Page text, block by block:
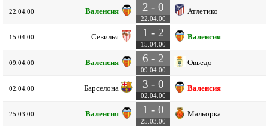
22.04.00 Валенсия 2 - 0
22.04.00
Атлетико
15.04.00 Севилья 1 - 2
15.04.00
Валенсия
09.04.00 Валенсия 6 - 2
09.04.00
Овьедо
02.04.00 Барселона 3 - 0
02.04.00
Валенсия
25.03.00 Валенсия 1 - 0
25.03.00
Мальорка